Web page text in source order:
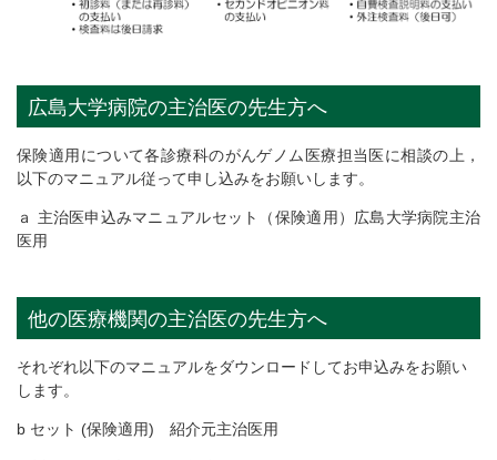
広島大学病院の主治医の先生方へ
保険適用について各診療科のがんゲノム医療担当医に相談の上，
以下のマニュアル従って申し込みをお願いします。
ａ 主治医申込みマニュアルセット（保険適用）広島大学病院主治
医用
他の医療機関の主治医の先生方へ
それぞれ以下のマニュアルをダウンロードしてお申込みをお願い
します。
b セット (保険適用) 紹介元主治医用